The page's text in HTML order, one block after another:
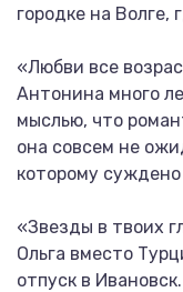
городке на Волге,
«Любви все
Антонина много
мыслью, что
она совсем не
которому
«Звезды в твоих
Ольга вместо
отпуск в